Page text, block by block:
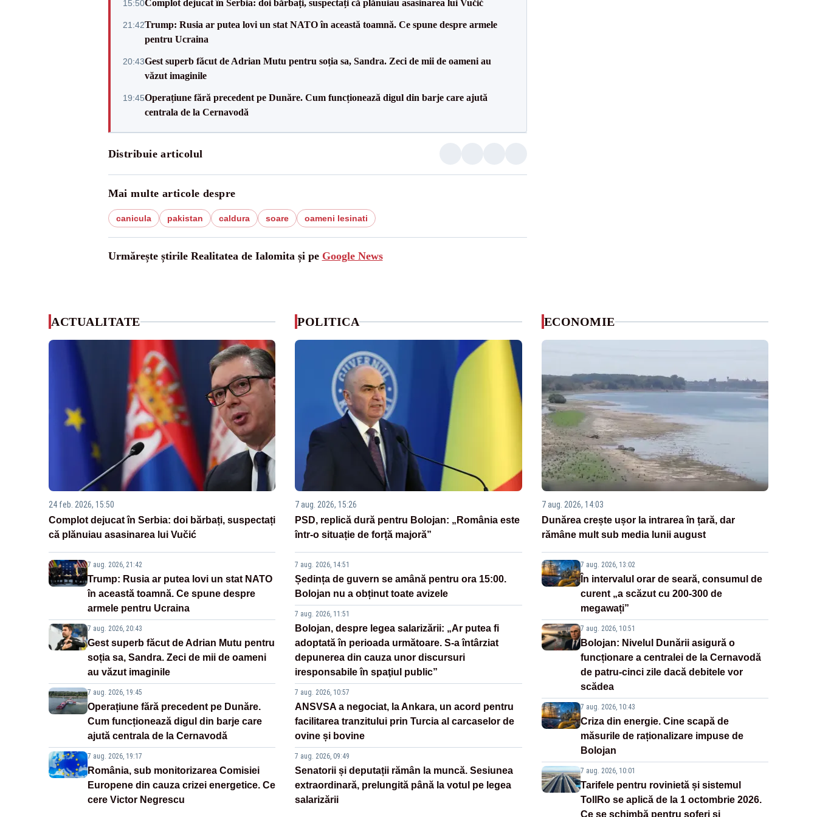
15:50Complot dejucat în Serbia: doi bărbați, suspectați că plănuiau asasinarea lui Vučić
21:42Trump: Rusia ar putea lovi un stat NATO în această toamnă. Ce spune despre armele
pentru Ucraina
20:43Gest superb făcut de Adrian Mutu pentru soția sa, Sandra. Zeci de mii de oameni au
văzut imaginile
19:45Operațiune fără precedent pe Dunăre. Cum funcționează digul din barje care ajută
centrala de la Cernavodă
Distribuie articolul
Mai multe articole despre
canicula pakistan caldura soare oameni lesinati
Urmărește știrile Realitatea de Ialomita și pe Google News
ACTUALITATE
24 feb. 2026, 15:50
Complot dejucat în Serbia: doi bărbați, suspectați
că plănuiau asasinarea lui Vučić
7 aug. 2026, 21:42
Trump: Rusia ar putea lovi un stat NATO
în această toamnă. Ce spune despre
armele pentru Ucraina
7 aug. 2026, 20:43
Gest superb făcut de Adrian Mutu pentru
soția sa, Sandra. Zeci de mii de oameni
au văzut imaginile
7 aug. 2026, 19:45
Operațiune fără precedent pe Dunăre.
Cum funcționează digul din barje care
ajută centrala de la Cernavodă
7 aug. 2026, 19:17
România, sub monitorizarea Comisiei
Europene din cauza crizei energetice. Ce
cere Victor Negrescu
POLITICA
7 aug. 2026, 15:26
PSD, replică dură pentru Bolojan: „România este
într-o situație de forță majoră”
7 aug. 2026, 14:51
Ședința de guvern se amână pentru ora 15:00.
Bolojan nu a obținut toate avizele
7 aug. 2026, 11:51
Bolojan, despre legea salarizării: „Ar putea fi
adoptată în perioada următoare. S-a întârziat
depunerea din cauza unor discursuri
iresponsabile în spaţiul public”
7 aug. 2026, 10:57
ANSVSA a negociat, la Ankara, un acord pentru
facilitarea tranzitului prin Turcia al carcaselor de
ovine și bovine
7 aug. 2026, 09:49
Senatorii și deputații rămân la muncă. Sesiunea
extraordinară, prelungită până la votul pe legea
salarizării
ECONOMIE
7 aug. 2026, 14:03
Dunărea crește ușor la intrarea în țară, dar
rămâne mult sub media lunii august
7 aug. 2026, 13:02
În intervalul orar de seară, consumul de
curent „a scăzut cu 200-300 de
megawați”
7 aug. 2026, 10:51
Bolojan: Nivelul Dunării asigură o
funcționare a centralei de la Cernavodă
de patru-cinci zile dacă debitele vor
scădea
7 aug. 2026, 10:43
Criza din energie. Cine scapă de
măsurile de raționalizare impuse de
Bolojan
7 aug. 2026, 10:01
Tarifele pentru rovinietă și sistemul
TollRo se aplică de la 1 octombrie 2026.
Ce se schimbă pentru șoferi și